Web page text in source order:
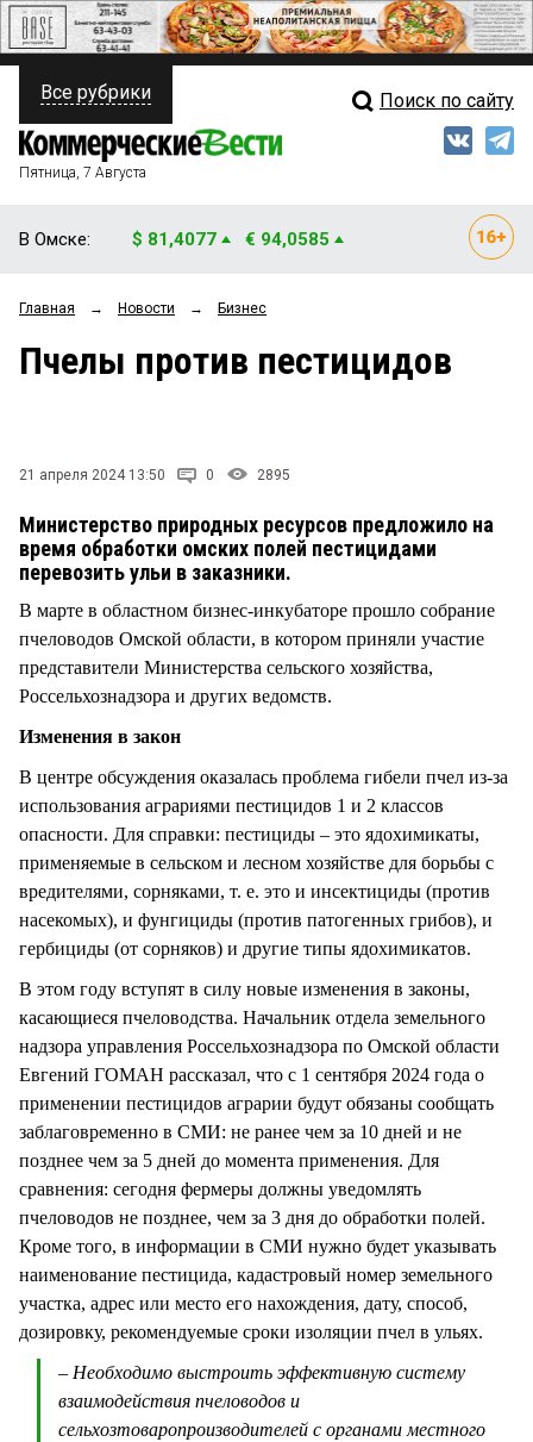
ПОЛИТИКА
ФИНАНСЫ
ОБЩЕСТВО
ЗАКОН
ПРОИСШЕСТВИЯ
СТИЛЬ ЖИЗНИ
Свежий выпуск
Рейтинги
Все рубрики Поиск по сайту
Пятница, 7 Августа
В Омске: $ 81,4077 € 94,0585
Главная → Новости → Бизнес
Пчелы против пестицидов
21 апреля 2024 13:50 0 2895
Министерство природных ресурсов предложило на
время обработки омских полей пестицидами
перевозить ульи в заказники.
В марте в областном бизнес-инкубаторе прошло собрание
пчеловодов Омской области, в котором приняли участие
представители Министерства сельского хозяйства,
Россельхознадзора и других ведомств.
Изменения в закон
В центре обсуждения оказалась проблема гибели пчел из-за
использования аграриями пестицидов 1 и 2 классов
опасности. Для справки: пестициды – это ядохимикаты,
применяемые в сельском и лесном хозяйстве для борьбы с
вредителями, сорняками, т. е. это и инсектициды (против
насекомых), и фунгициды (против патогенных грибов), и
гербициды (от сорняков) и другие типы ядохимикатов.
В этом году вступят в силу новые изменения в законы,
касающиеся пчеловодства. Начальник отдела земельного
надзора управления Россельхознадзора по Омской области
Евгений ГОМАН рассказал, что с 1 сентября 2024 года о
применении пестицидов аграрии будут обязаны сообщать
заблаговременно в СМИ: не ранее чем за 10 дней и не
позднее чем за 5 дней до момента применения. Для
сравнения: сегодня фермеры должны уведомлять
пчеловодов не позднее, чем за 3 дня до обработки полей.
Кроме того, в информации в СМИ нужно будет указывать
наименование пестицида, кадастровый номер земельного
участка, адрес или место его нахождения, дату, способ,
дозировку, рекомендуемые сроки изоляции пчел в ульях.
– Необходимо выстроить эффективную систему
взаимодействия пчеловодов и
сельхозтоваропроизводителей с органами местного